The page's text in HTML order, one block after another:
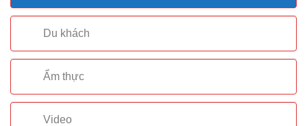
Du khách
Ẩm thực
Video